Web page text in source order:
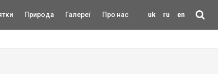
uk ru en
Природа Галереї Про нас